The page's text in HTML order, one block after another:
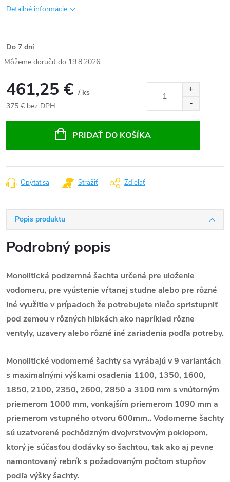
Detailné informácie
Do 7 dní
19.8.2026
461,25 € / ks
375 € bez DPH
PRIDAŤ DO KOŠÍKA
Opýtať sa Strážiť Zdieľať
Popis produktu
Podrobný popis
Monolitická podzemná šachta určená pre uloženie
vodomeru, pre vyústenie vŕtanej studne alebo pre rôzné
iné využitie v prípadoch že potrebujete niečo spristupniť
pod zemou v rôzných hlbkách ako napríklad rôzne
ventyly, uzavery alebo rôzné iné zariadenia podľa potreby.
Monolitické vodomerné šachty sa vyrábajú v 9 variantách
s maximalnými výškami osadenia 1100, 1350, 1600,
1850, 2100, 2350, 2600, 2850 a 3100 mm s vnútorným
priemerom 1000 mm, vonkajším priemerom 1090 mm a
priemerom vstupného otvoru 600mm.. Vodomerne šachty
sú uzatvorené pochôdzným dvojvrstvovým poklopom,
ktorý je súčasťou dodávky so šachtou, tak ako aj pevne
namontovaný rebrík s požadovaným počtom stupňov
podľa výšky šachty.